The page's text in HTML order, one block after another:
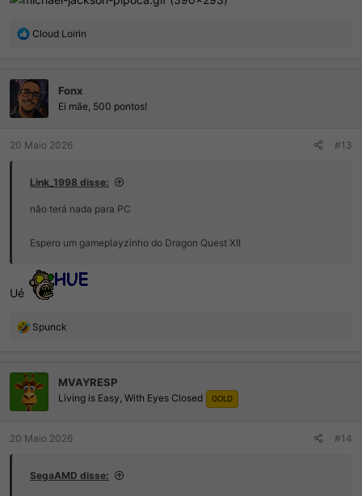
R
õ
e
s
Cloud Loirin
Fonx
Ei mãe, 500 pontos!
20 Maio 2026 #13
Link_1998 disse:
não terá nada para PC
Espero um gameplayzinho do Dragon Quest XII
Ué
R
õ
e
s
Spunck
MVAYRESP
Living is Easy, With Eyes Closed GOLD
20 Maio 2026 #14
SegaAMD disse: